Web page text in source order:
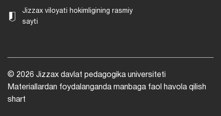
Jizzax viloyati hokimligining rasmiy
sayti
© 2026 Jizzax davlat pedagogika universiteti
Materiallardan foydalanganda manbaga faol havola qilish
shart